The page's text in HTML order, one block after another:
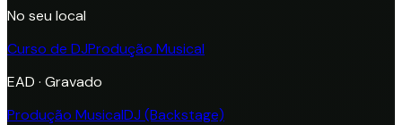
No seu local
Curso de DJProdução Musical
EAD · Gravado
Produção MusicalDJ (Backstage)